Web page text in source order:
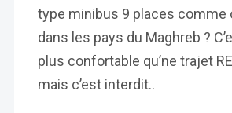
type minibus 9 places comme
dans les pays du Maghreb ?
plus confortable qu’ne trajet
mais c’est interdit..